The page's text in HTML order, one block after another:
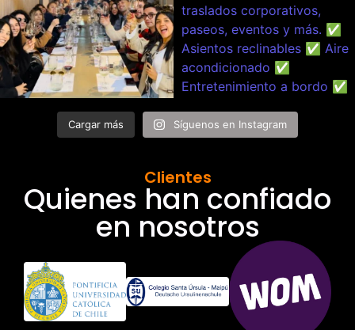
Cargar más Síguenos en Instagram
Clientes
Quienes han confiado
en nosotros